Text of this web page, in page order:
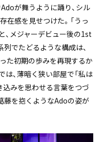
が舞うように踊り、シル
在感を見せつけた。「うっ
と、メジャーデビュー後の1st
でたどるような構成は、
た初期の歩みを再現するか
、薄暗く狭い部屋で「私は
込みを思わせる言葉をつづ
藤を抱くようなAdoの姿が